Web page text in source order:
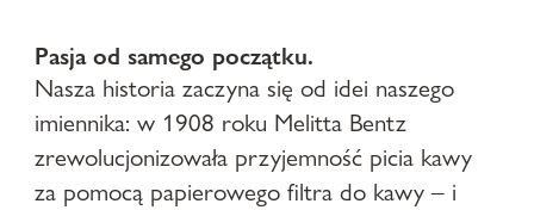
Pasja od samego początku.
Nasza historia zaczyna się od idei naszego
imiennika: w 1908 roku Melitta Bentz
zrewolucjonizowała przyjemność picia kawy
za pomocą papierowego filtra do kawy – i